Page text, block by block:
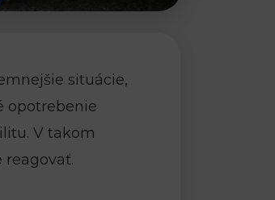
situácie,
opotrebenie
V takom
reagovať.